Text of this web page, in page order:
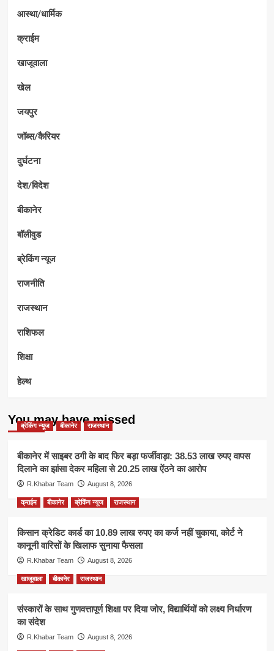
आस्था/धार्मिक
क्राईम
खाजूवाला
खेल
जयपुर
जॉब्स/कैरियर
दुर्घटना
देश/विदेश
बीकानेर
बॉलीवुड
ब्रेकिंग न्यूज
राजनीति
राजस्थान
राशिफल
शिक्षा
हेल्थ
You may have missed
ब्रेकिंग न्यूज बीकानेर राजस्थान
बीकानेर में साइबर ठगी के बाद फिर बड़ा फर्जीवाड़ा: 38.53 लाख रुपए वापस
दिलाने का झांसा देकर महिला से 20.25 लाख ऐंठने का आरोप
R.Khabar Team August 8, 2026
क्राईम बीकानेर ब्रेकिंग न्यूज राजस्थान
किसान क्रेडिट कार्ड का 10.89 लाख रुपए का कर्ज नहीं चुकाया, कोर्ट ने
कानूनी वारिसों के खिलाफ सुनाया फैसला
R.Khabar Team August 8, 2026
खाजूवाला बीकानेर राजस्थान
संस्कारों के साथ गुणवत्तापूर्ण शिक्षा पर दिया जोर, विद्यार्थियों को लक्ष्य निर्धारण
का संदेश
R.Khabar Team August 8, 2026